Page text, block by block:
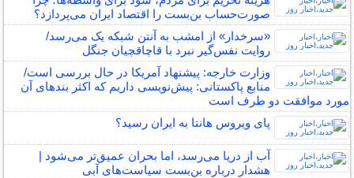
صورت‌حساب بن‌بست را اقتصاد ایران می‌پردازد؟
«سرخدار» از امشب به آنتن شبکه یک می‌رسد/
روایت نفس‌گیر نبرد با قاچاقچیان جنگل
وزارت خارجه: پیشنهاد آمریکا در حال بررسی است/
منابع پاکستانی: پیش‌نویسی داریم که اکثر بندهای آن
مورد موافقت دو طرف است
پای ویروس هانتا به ایران رسید؟
آب از دریا می‌رسد، اما بحران عمیق‌تر می‌شود |
هشدار درباره بن‌بست سیاست‌های آبی